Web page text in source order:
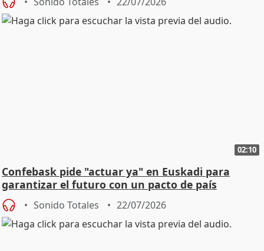
02:10
Confebask pide "actuar ya" en Euskadi para
garantizar el futuro con un pacto de país
Sonido Totales 22/07/2026